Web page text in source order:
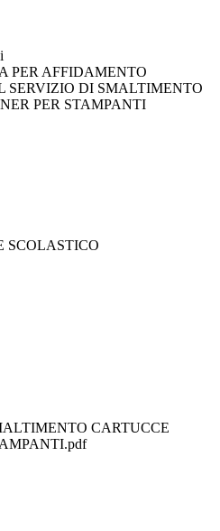
PER AFFIDAMENTO
SERVIZIO DI SMALTIMENTO
PER STAMPANTI
SCOLASTICO
CARTUCCE